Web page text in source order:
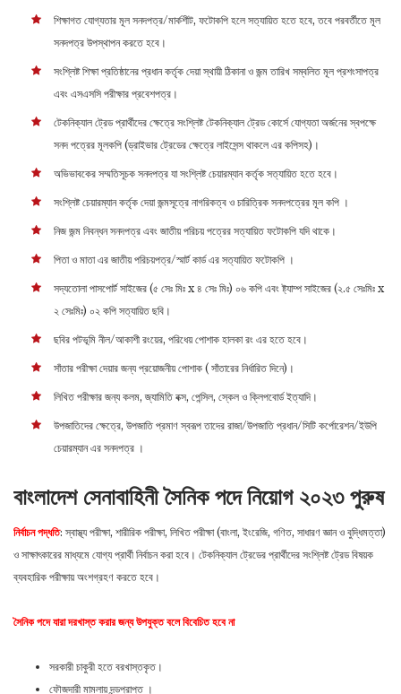
শিক্ষাগত যোগ্যতার মূল সনদপত্র/মার্কশীট, ফটোকপি হলে সত্যায়িত হতে হবে, তবে পরবর্তীতে মূল
সনদপত্র উপস্থাপন করতে হবে।
সংশ্লিষ্ট শিক্ষা প্রতিষ্ঠানের প্রধান কর্তৃক দেয়া স্থায়ী ঠিকানা ও জন্ম তারিখ সম্বলিত মূল প্রশংসাপত্র
এবং এসএসসি পরীক্ষার প্রবেশপত্র।
টেকনিক্যাল ট্রেড প্রার্থীদের ক্ষেত্রে সংশ্লিষ্ট টেকনিক্যাল ট্রেড কোর্সে যোগ্যতা অর্জনের স্বপক্ষে
সনদ পত্রের মূলকপি (ড্রাইভার ট্রেডের ক্ষেত্রে লাইসেন্স থাকলে এর কপিসহ)।
অভিভাবকের সম্মতিসূচক সনদপত্র যা সংশ্লিষ্ট চেয়ারম্যান কর্তৃক সত্যায়িত হতে হবে।
সংশ্লিষ্ট চেয়ারম্যান কর্তৃক দেয়া জন্মসূত্রে নাগরিকত্ব ও চারিত্রিক সনদপত্রের মূল কপি ।
নিজ জন্ম নিবন্ধন সনদপত্র এবং জাতীয় পরিচয় পত্রের সত্যায়িত ফটোকপি যদি থাকে।
পিতা ও মাতা এর জাতীয় পরিচয়পত্র/স্মার্ট কার্ড এর সত্যায়িত ফটোকপি ।
সদ্যতোলা পাসপোর্ট সাইজের (৫ সেঃ মিঃ x ৪ সেঃ মিঃ) ০৬ কপি এবং ষ্ট্যাম্প সাইজের (২.৫ সেঃমিঃ x
২ সেঃমিঃ) ০২ কপি সত্যায়িত ছবি।
ছবির পটভূমি নীল/আকাশী রংয়ের, পরিধেয় পোশাক হালকা রং এর হতে হবে।
সাঁতার পরীক্ষা দেয়ার জন্য প্রয়োজনীয় পোশাক ( সাঁতারের নির্ধারিত দিনে)।
লিখিত পরীক্ষার জন্য কলম, জ্যামিতি বক্স, পেন্সিল, স্কেল ও ক্লিপবোর্ড ইত্যাদি।
উপজাতিদের ক্ষেত্রে, উপজাতি প্রমাণ স্বরূপ তাদের রাজা/উপজাতি প্রধান/সিটি কর্পোরেশন/ইউপি
চেয়ারম্যান এর সনদপত্র ।
বাংলাদেশ সেনাবাহিনী সৈনিক পদে নিয়োগ ২০২৩ পুরুষ
নির্বাচন পদ্ধতি: স্বাস্থ্য পরীক্ষা, শারীরিক পরীক্ষা, লিখিত পরীক্ষা (বাংলা, ইংরেজি, গণিত, সাধারণ জ্ঞান ও বুদ্ধিমত্তা)
ও সাক্ষাৎকারের মাধ্যমে যোগ্য প্রার্থী নির্বাচন করা হবে। টেকনিক্যাল ট্রেডের প্রার্থীদের সংশ্লিষ্ট ট্রেড বিষয়ক
ব্যবহারিক পরীক্ষায় অংশগ্রহণ করতে হবে।
সৈনিক পদে যারা দরখাস্ত করার জন্য উপযুক্ত বলে বিবেচিত হবে না
সরকারী চাকুরী হতে বরখাস্তকৃত।
ফৌজদারী মামলায় দন্ডপ্রাপ্ত ।